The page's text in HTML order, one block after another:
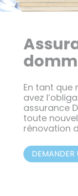
En tant que
avez
assurance
toute
rénovation
DEMANDER